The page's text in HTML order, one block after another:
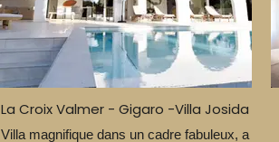
La Croix Valmer - Gigaro -Villa Josida
Villa magnifique dans un cadre fabuleux, a